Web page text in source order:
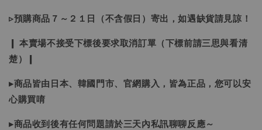
▹預購商品７～２１日（不含假日）寄出，如遇缺貨請見諒！
❙ 本賣場不接受下標後要求取消訂單（下標前請三思與看清
楚）❙
▸商品皆由日本、韓國門市、官網購入，皆為正品，您可以安
心購買唷
▸商品收到後有任何問題請於三天內私訊聊聊反應～